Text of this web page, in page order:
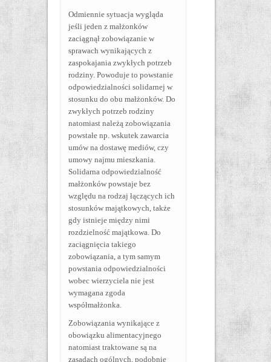
Odmiennie sytuacja wygląda
jeśli jeden z małżonków
zaciągnął zobowiązanie w
sprawach wynikających z
zaspokajania zwykłych potrzeb
rodziny. Powoduje to powstanie
odpowiedzialności solidarnej w
stosunku do obu małżonków. Do
zwykłych potrzeb rodziny
natomiast należą zobowiązania
powstałe np. wskutek zawarcia
umów na dostawę mediów, czy
umowy najmu mieszkania.
Solidarna odpowiedzialność
małżonków powstaje bez
względu na rodzaj łączących ich
stosunków majątkowych, także
gdy istnieje między nimi
rozdzielność majątkowa. Do
zaciągnięcia takiego
zobowiązania, a tym samym
powstania odpowiedzialności
wobec wierzyciela nie jest
wymagana zgoda
współmałżonka.
Zobowiązania wynikające z
obowiązku alimentacyjnego
natomiast traktowane są na
zasadach ogólnych, podobnie